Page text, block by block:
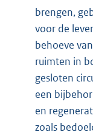
brengen,
voor de
behoeve
ruimten in
gesloten
een
en
zoals